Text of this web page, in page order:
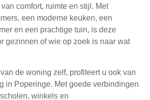
comfort, ruimte en stijl. Met
een moderne keuken, een
en een prachtige tuin, is deze
gezinnen of wie op zoek is naar wat
de woning zelf, profiteert u ook van
in Poperinge. Met goede verbindingen
winkels en